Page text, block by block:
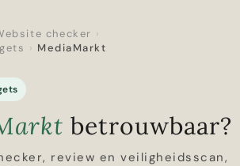
checker ›
› MediaMarkt
betrouwbaar?
review en veiligheidsscan,